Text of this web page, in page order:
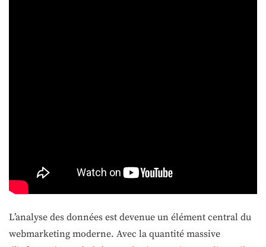
L’analyse des données est devenue un élément central du
webmarketing moderne. Avec la quantité massive